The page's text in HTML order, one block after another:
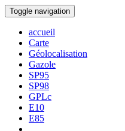
Toggle navigation
accueil
Carte
Géolocalisation
Gazole
SP95
SP98
GPLc
E10
E85